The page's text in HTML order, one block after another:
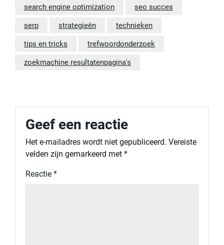
search engine optimization seo succes
serp strategieën technieken
tips en tricks trefwoordonderzoek
zoekmachine resultatenpagina's
Geef een reactie
Het e-mailadres wordt niet gepubliceerd. Vereiste
velden zijn gemarkeerd met *
Reactie *